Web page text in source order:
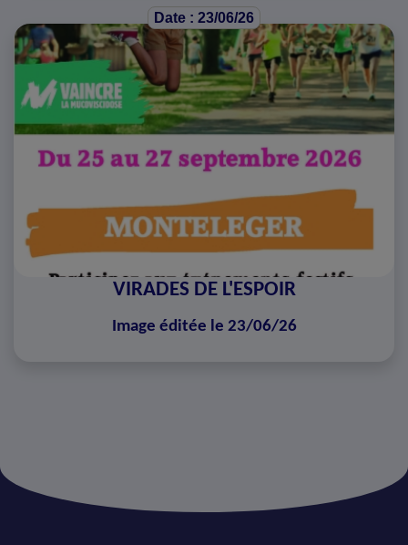
Date : 23/06/26
VIRADES DE L'ESPOIR
Image éditée le 23/06/26